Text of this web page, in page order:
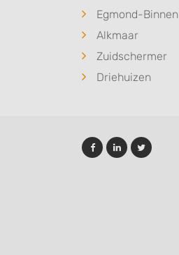
Egmond-Binnen
Alkmaar
Zuidschermer
Driehuizen